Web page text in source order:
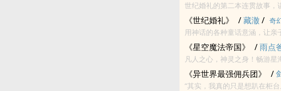
世纪婚礼的第二本连贯故事，
《世纪婚礼》 /藏澈/ 奇
用神话的各种童话意涵，让
《星空魔法帝国》 /雨点
凡人之心，神灵之身！畅游星
《异世界最强佣兵团》 /
“其实，我真的只是想趴在柜